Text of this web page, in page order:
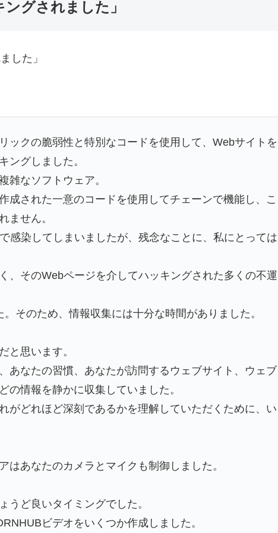
グされました」
した」
ックの脆弱性と特別なコードを使用して、Webサイトを
ングしました。
雑なソフトウェア。
成された一意のコードを使用してチェーンで機能し、こ
ません。
感染してしまいましたが、残念なことに、私にとっては
、そのWebページを介してハッキングされた多くの不運
そのため、情報収集には十分な時間がありました。
と思います。
あなたの習慣、あなたが訪問するウェブサイト、ウェブ
の情報を静かに収集していました。
がどれほど深刻であるかを理解していただくために、い
はあなたのカメラとマイクも制御しました。
うど良いタイミングでした。
ビデオをいくつか作成しました。